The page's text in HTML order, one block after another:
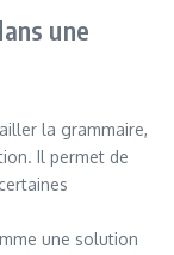
une
la grammaire,
Il permet de
une solution